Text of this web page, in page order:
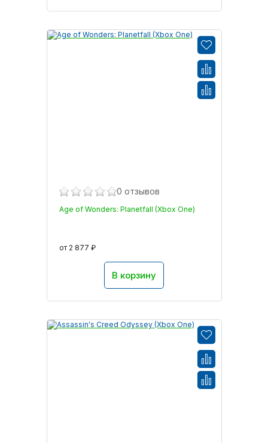
0 отзывов
Age of Wonders: Planetfall (Xbox One)
от 2 877 ₽
В корзину